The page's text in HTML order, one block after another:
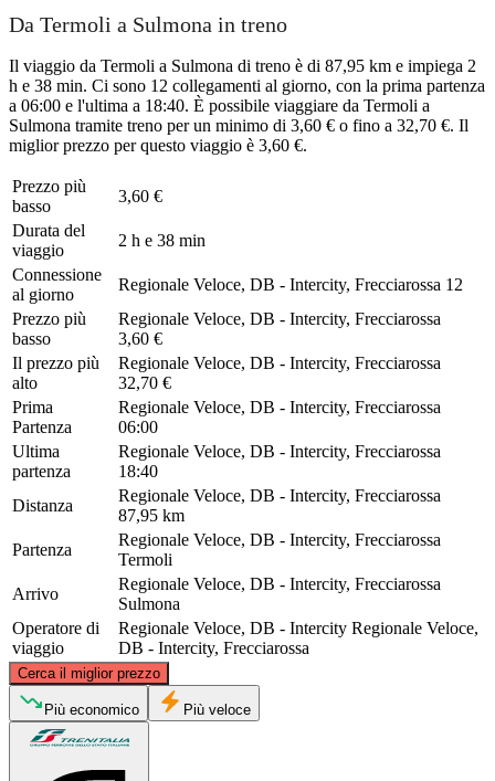
Da Termoli a Sulmona in treno
Il viaggio da Termoli a Sulmona di treno è di 87,95 km e impiega 2
h e 38 min. Ci sono 12 collegamenti al giorno, con la prima partenza
a 06:00 e l'ultima a 18:40. È possibile viaggiare da Termoli a
Sulmona tramite treno per un minimo di 3,60 € o fino a 32,70 €. Il
miglior prezzo per questo viaggio è 3,60 €.
Prezzo più
basso
3,60 €
Durata del
viaggio
2 h e 38 min
Connessione
al giorno
Regionale Veloce, DB - Intercity, Frecciarossa 12
Prezzo più
basso
Regionale Veloce, DB - Intercity, Frecciarossa
3,60 €
Il prezzo più
alto
Regionale Veloce, DB - Intercity, Frecciarossa
32,70 €
Prima
Partenza
Regionale Veloce, DB - Intercity, Frecciarossa
06:00
Ultima
partenza
Regionale Veloce, DB - Intercity, Frecciarossa
18:40
Distanza
Regionale Veloce, DB - Intercity, Frecciarossa
87,95 km
Partenza
Regionale Veloce, DB - Intercity, Frecciarossa
Termoli
Arrivo
Regionale Veloce, DB - Intercity, Frecciarossa
Sulmona
Operatore di
viaggio
Regionale Veloce, DB - Intercity Regionale Veloce,
DB - Intercity, Frecciarossa
Cerca il miglior prezzo
©CARTO, ©
Più economico Più veloce